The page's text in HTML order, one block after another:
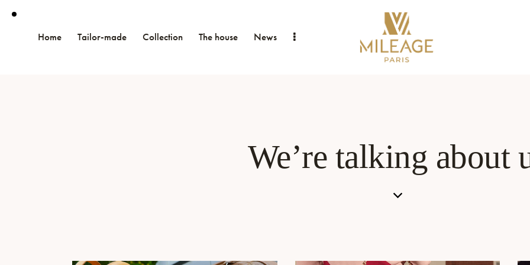
Home Tailor-made Collection The house News
We’re talking about